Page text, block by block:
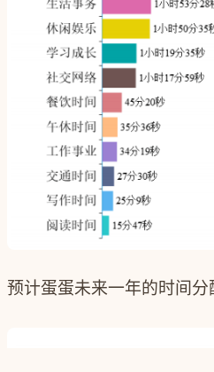
预计蛋蛋未来一年的时间分